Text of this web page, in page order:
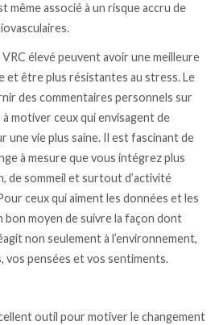
même associé à un risque accru de
élevé peuvent avoir une meilleure
et être plus résistantes au stress. Le
des commentaires personnels sur
motiver ceux qui envisagent de
une vie plus saine. Il est fascinant de
à mesure que vous intégrez plus
de sommeil et surtout d’activité
ceux qui aiment les données et les
moyen de suivre la façon dont
non seulement à l’environnement,
vos pensées et vos sentiments.
outil pour motiver le changement